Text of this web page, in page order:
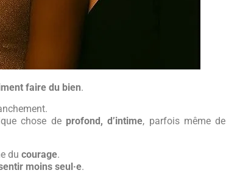
faire du bien.
chose de profond, d’intime, parfois même de
du courage.
moins seul·e.